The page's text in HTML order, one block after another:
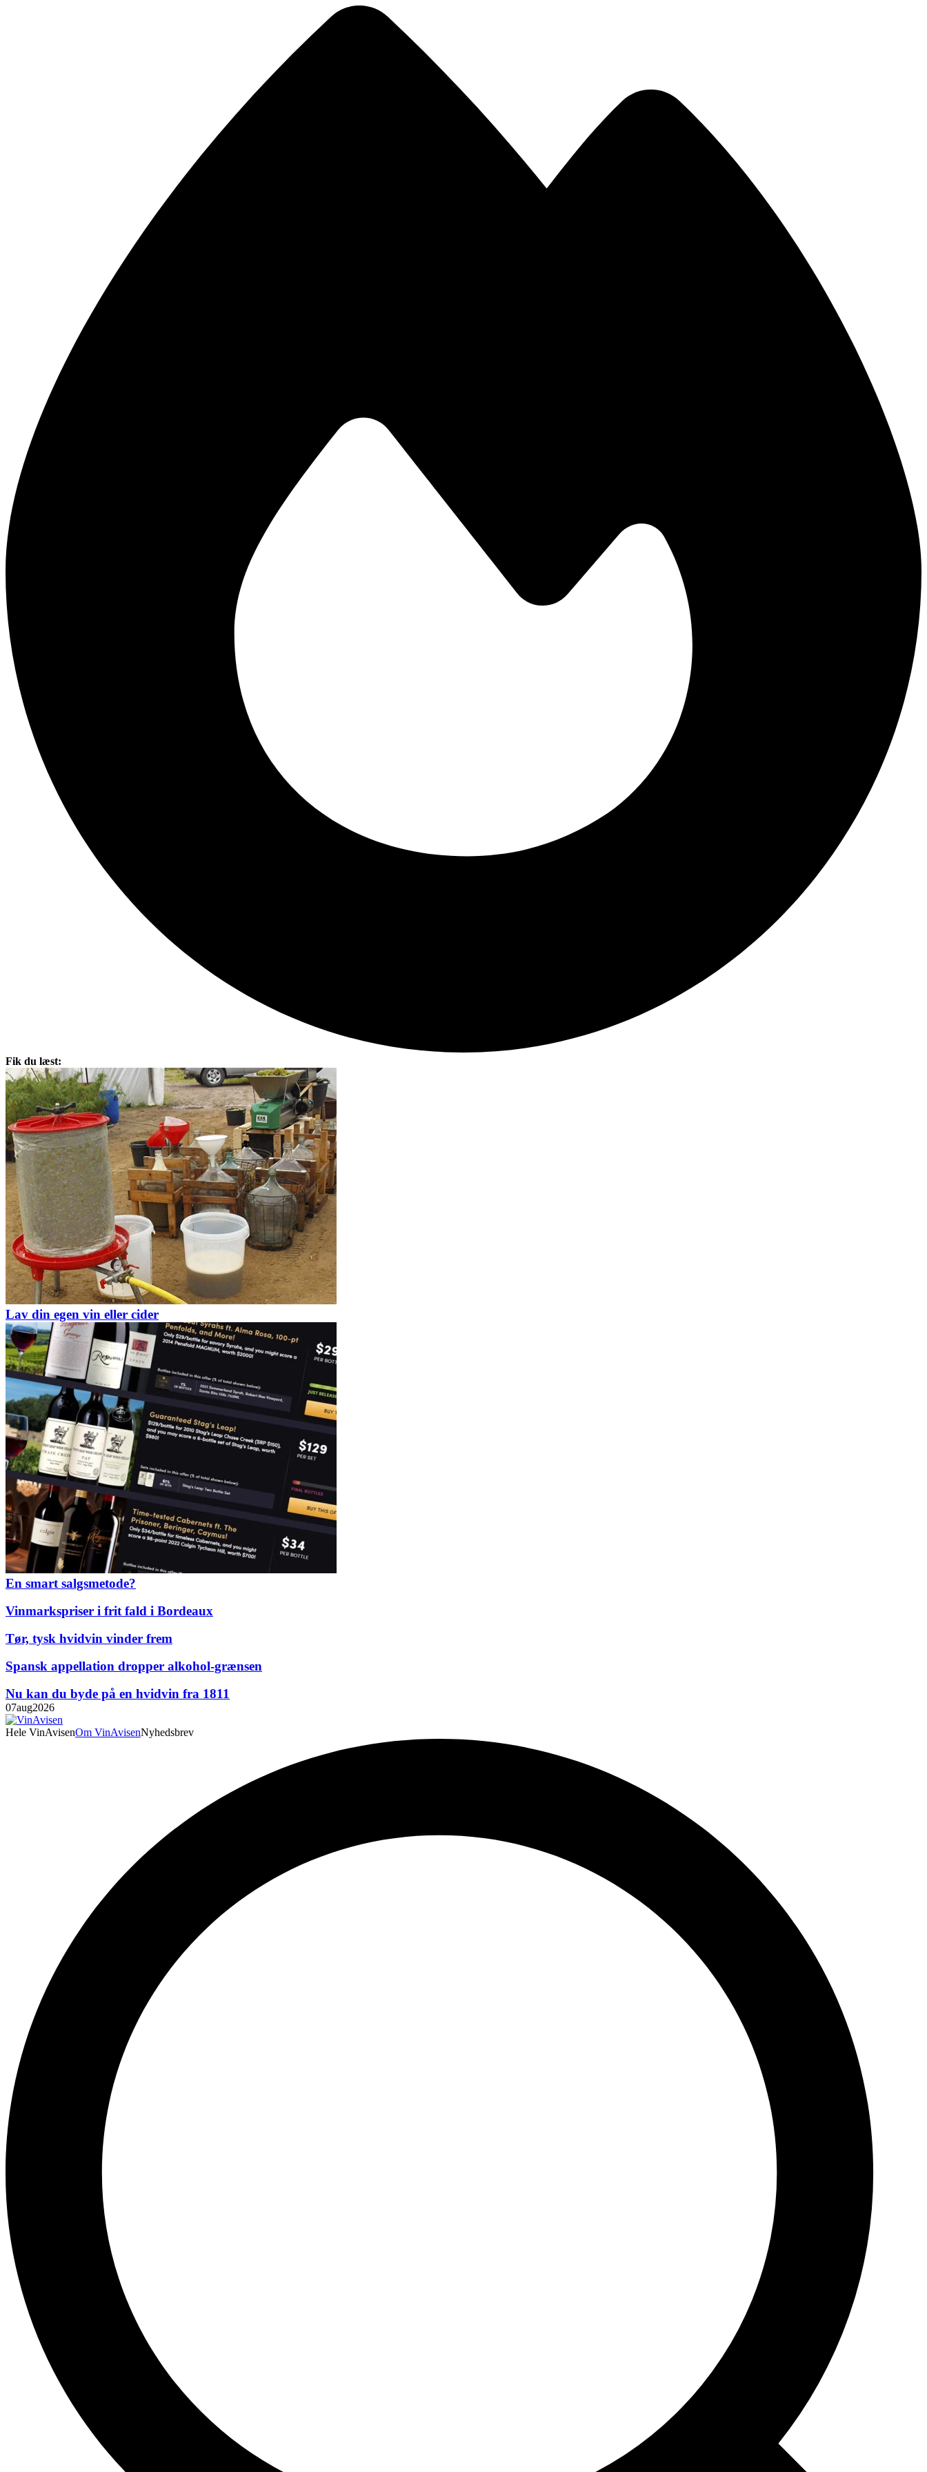
Fik du læst:
Lav din egen vin eller cider
En smart salgsmetode?
Vinmarkspriser i frit fald i Bordeaux
Tør, tysk hvidvin vinder frem
Spansk appellation dropper alkohol-grænsen
Nu kan du byde på en hvidvin fra 1811
07aug2026
Hele VinAvisenOm VinAvisenNyhedsbrev